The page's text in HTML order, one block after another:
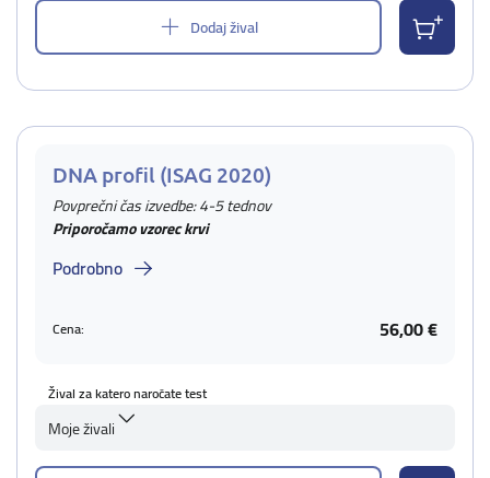
Dodaj žival
DNA profil (ISAG 2020)
Povprečni čas izvedbe: 4-5 tednov
Priporočamo vzorec krvi
Podrobno
Cena: 56,00 €
Žival za katero naročate test
Moje živali